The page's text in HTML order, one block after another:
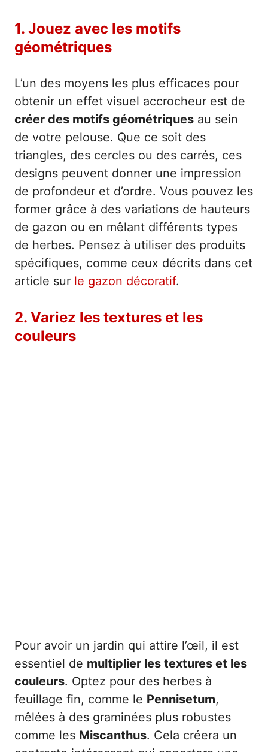
1. Jouez avec les motifs
géométriques
L’un des moyens les plus efficaces pour
obtenir un effet visuel accrocheur est de
créer des motifs géométriques au sein
de votre pelouse. Que ce soit des
triangles, des cercles ou des carrés, ces
designs peuvent donner une impression
de profondeur et d’ordre. Vous pouvez les
former grâce à des variations de hauteurs
de gazon ou en mêlant différents types
de herbes. Pensez à utiliser des produits
spécifiques, comme ceux décrits dans cet
article sur le gazon décoratif.
2. Variez les textures et les
couleurs
Pour avoir un jardin qui attire l’œil, il est
essentiel de multiplier les textures et les
couleurs. Optez pour des herbes à
feuillage fin, comme le Pennisetum,
mêlées à des graminées plus robustes
comme les Miscanthus. Cela créera un